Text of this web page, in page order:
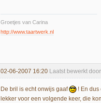
Groetjes van Carina
http://www.taartwerk.nl
02-06-2007 16:20 Laatst bewerkt
De bril is echt onwijs gaaf
! En
lekker voor een volgende keer, die